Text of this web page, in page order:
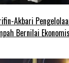
Akbari
Bernilai